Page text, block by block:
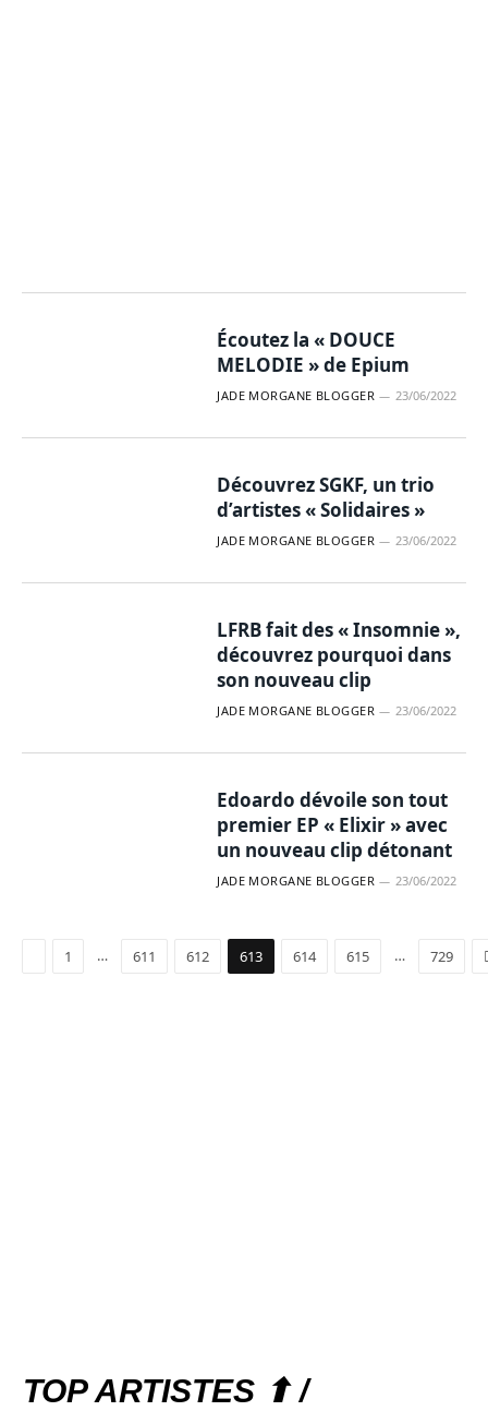
Écoutez la « DOUCE
MELODIE » de Epium
JADE MORGANE BLOGGER 23/06/2022
Découvrez SGKF, un trio
d’artistes « Solidaires »
JADE MORGANE BLOGGER 23/06/2022
LFRB fait des « Insomnie »,
découvrez pourquoi dans
son nouveau clip
JADE MORGANE BLOGGER 23/06/2022
Edoardo dévoile son tout
premier EP « Elixir » avec
un nouveau clip détonant
JADE MORGANE BLOGGER 23/06/2022
Précédent
1 … 611 612 613 614 615 … 729
TOP ARTISTES ⬆ /